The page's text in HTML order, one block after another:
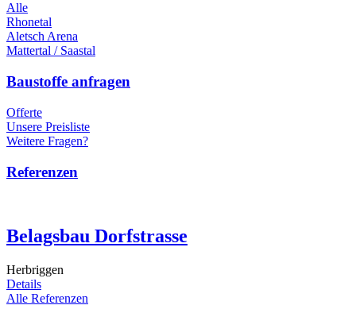
Alle
Rhonetal
Aletsch Arena
Mattertal / Saastal
Baustoffe anfragen
Offerte
Unsere Preisliste
Weitere Fragen?
Referenzen
Belagsbau Dorfstrasse
Herbriggen
Details
Alle Referenzen